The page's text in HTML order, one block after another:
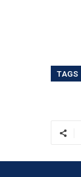
TAGS